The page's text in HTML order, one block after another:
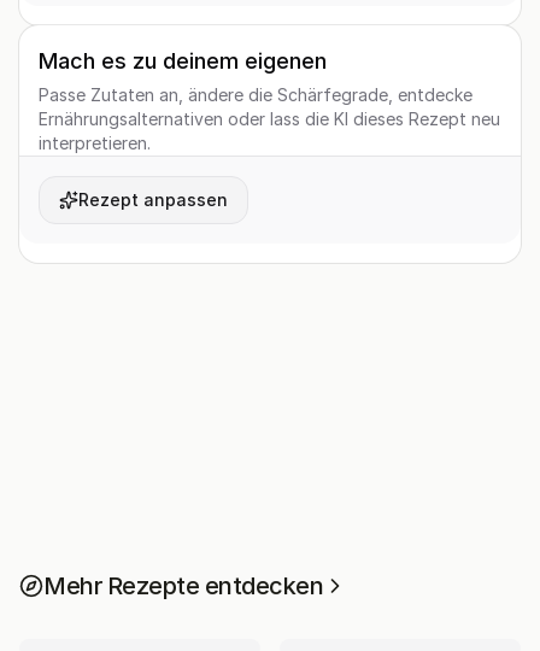
Mach es zu deinem eigenen
Passe Zutaten an, ändere die Schärfegrade, entdecke
Ernährungsalternativen oder lass die KI dieses Rezept neu
interpretieren.
Rezept anpassen
Mehr Rezepte entdecken